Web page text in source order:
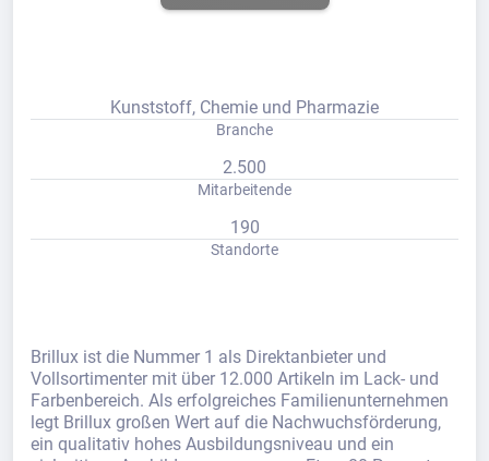
Kunststoff, Chemie und Pharmazie
Branche
2.500
Mitarbeitende
190
Standorte
Brillux ist die Nummer 1 als Direktanbieter und
Vollsortimenter mit über 12.000 Artikeln im Lack- und
Farbenbereich. Als erfolgreiches Familienunternehmen
legt Brillux großen Wert auf die Nachwuchsförderung,
ein qualitativ hohes Ausbildungsniveau und ein